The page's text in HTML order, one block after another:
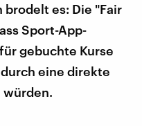
brodelt es: Die "Fair
Sport-App-
gebuchte Kurse
eine direkte